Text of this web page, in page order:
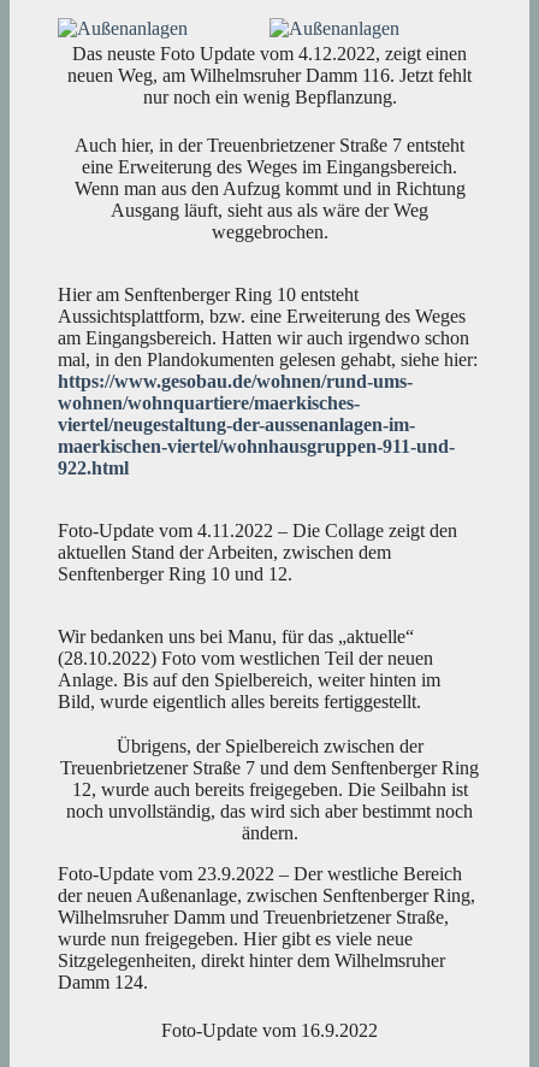
Das neuste Foto Update vom 4.12.2022, zeigt einen
neuen Weg, am Wilhelmsruher Damm 116. Jetzt fehlt
nur noch ein wenig Bepflanzung.
Auch hier, in der Treuenbrietzener Straße 7 entsteht
eine Erweiterung des Weges im Eingangsbereich.
Wenn man aus den Aufzug kommt und in Richtung
Ausgang läuft, sieht aus als wäre der Weg
weggebrochen.
Hier am Senftenberger Ring 10 entsteht
Aussichtsplattform, bzw. eine Erweiterung des Weges
am Eingangsbereich. Hatten wir auch irgendwo schon
mal, in den Plandokumenten gelesen gehabt, siehe hier:
https://www.gesobau.de/wohnen/rund-ums-
wohnen/wohnquartiere/maerkisches-
viertel/neugestaltung-der-aussenanlagen-im-
maerkischen-viertel/wohnhausgruppen-911-und-
922.html
Foto-Update vom 4.11.2022 – Die Collage zeigt den
aktuellen Stand der Arbeiten, zwischen dem
Senftenberger Ring 10 und 12.
Wir bedanken uns bei Manu, für das „aktuelle“
(28.10.2022) Foto vom westlichen Teil der neuen
Anlage. Bis auf den Spielbereich, weiter hinten im
Bild, wurde eigentlich alles bereits fertiggestellt.
Übrigens, der Spielbereich zwischen der
Treuenbrietzener Straße 7 und dem Senftenberger Ring
12, wurde auch bereits freigegeben. Die Seilbahn ist
noch unvollständig, das wird sich aber bestimmt noch
ändern.
Foto-Update vom 23.9.2022 – Der westliche Bereich
der neuen Außenanlage, zwischen Senftenberger Ring,
Wilhelmsruher Damm und Treuenbrietzener Straße,
wurde nun freigegeben. Hier gibt es viele neue
Sitzgelegenheiten, direkt hinter dem Wilhelmsruher
Damm 124.
Foto-Update vom 16.9.2022